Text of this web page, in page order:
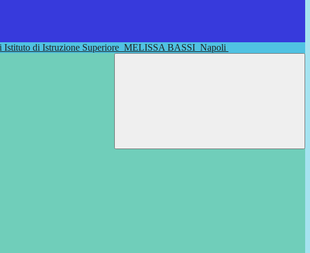
Istituto di Istruzione Superiore MELISSA BASSI Napoli